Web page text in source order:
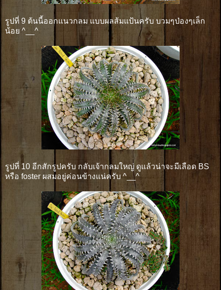
รูปที่ 9 ต้นนี้ออกแนวกลม แบบผลส้มแป้นครับ บวมๆป่องๆเล็ก
น้อย ^__^
รูปที่ 10 อีกสักรูปครับ กลับเจ้ากลมใหญ่ ดูแล้วน่าจะมีเลือด BS
หรือ foster ผสมอยู่ค่อนข้างแน่ครับ ^__^